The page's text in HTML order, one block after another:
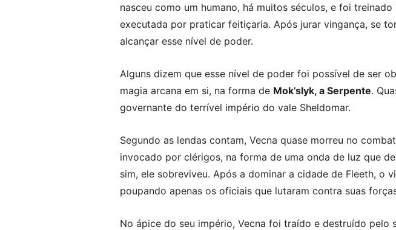
nasceu como um humano, há muitos séculos, e foi
executada por praticar feitiçaria. Após jurar vingança, se
alcançar esse nível de poder.
Alguns dizem que esse nível de poder foi possível de ser
magia arcana em si, na forma de Mok’slyk, a Serpente.
governante do terrível império do vale Sheldomar.
Segundo as lendas contam, Vecna quase morreu no
invocado por clérigos, na forma de uma onda de luz que
sim, ele sobreviveu. Após a dominar a cidade de Fleeth, o
poupando apenas os oficiais que lutaram contra suas
No ápice do seu império, Vecna foi traído e destruído pelo